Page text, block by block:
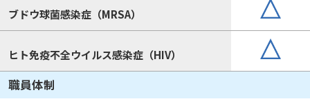
ブドウ球菌感染症（MRSA）
ヒト免疫不全ウイルス感染症（HIV）
職員体制